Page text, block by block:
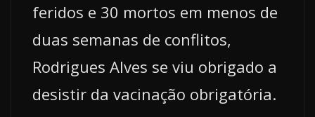
feridos e 30 mortos em menos de
duas semanas de conflitos,
Rodrigues Alves se viu obrigado a
desistir da vacinação obrigatória.